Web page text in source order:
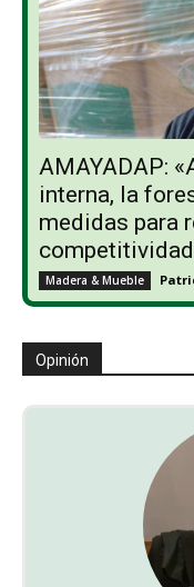
AMAYADAP:
interna, la
medidas para
Madera & Mueble
Opinión